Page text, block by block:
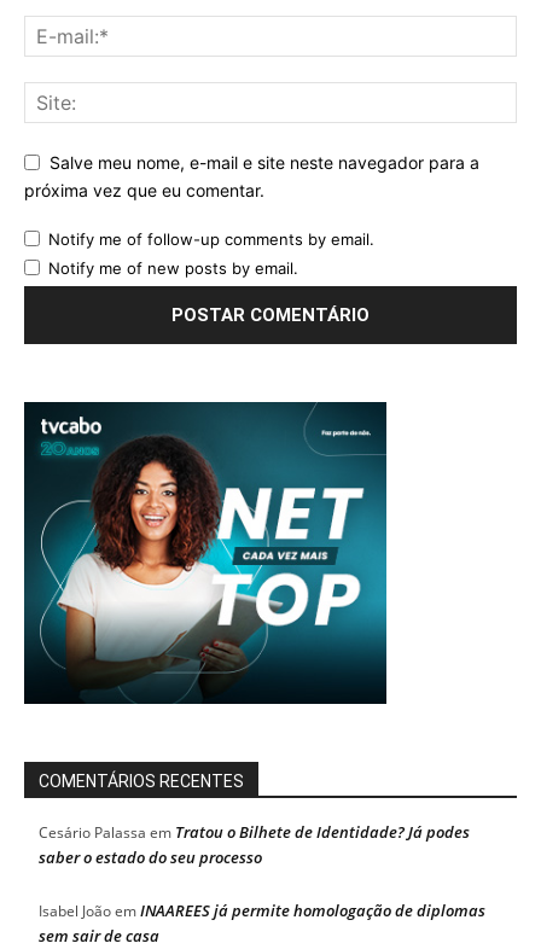
Salve meu nome, e-mail e site neste navegador para a
próxima vez que eu comentar.
Notify me of follow-up comments by email.
Notify me of new posts by email.
COMENTÁRIOS RECENTES
Cesário Palassa em Tratou o Bilhete de Identidade? Já podes
saber o estado do seu processo
Isabel JoãoemINAAREES já permite homologação de diplomas
sem sair de casa